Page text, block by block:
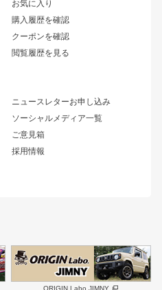
お気に入り
購入履歴を確認
クーポンを確認
閲覧履歴を見る
ニュースレターお申し込み
ソーシャルメディア一覧
ご意見箱
採用情報
ワンビア
ローレル
セフィーロ
キャラバン
三菱
まつど家 鉄漢
リアゲート
メンテナンスパーツ
ORIGIN Labo.JIMNY